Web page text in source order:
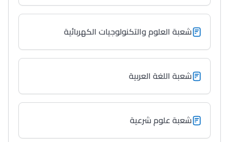
دليل التوجيه
التوجيه بالثانوي و الإعدادي
شعبة العلوم والتكنولوجيات الكهربائية
شعبة اللغة العربية
شعبة علوم شرعية